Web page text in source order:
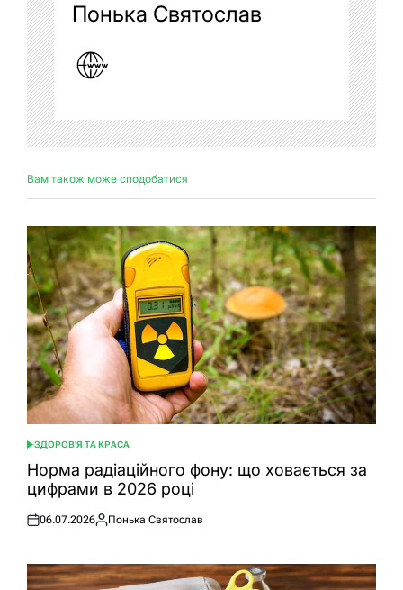
Понька Святослав
Вам також може сподобатися
ОПУБЛІКУВАТИ
У
ЗДОРОВ'Я ТА КРАСА
Норма радіаційного фону: що ховається за
цифрами в 2026 році
Оприлюднено
06.07.2026
Опубліковано
Понька Святослав